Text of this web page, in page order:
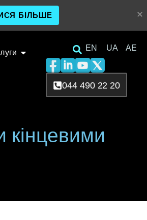
EN UA AE
044 490 22 20
кінцевими
БІЛЬШЕ